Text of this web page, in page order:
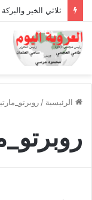
ثلاثي الخير
الرئيسية /